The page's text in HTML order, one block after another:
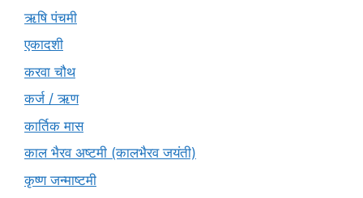
ऋषि पंचमी
एकादशी
करवा चौथ
कर्ज / ऋण
कार्तिक मास
काल भैरव अष्टमी (कालभैरव जयंती)
कृष्ण जन्माष्टमी